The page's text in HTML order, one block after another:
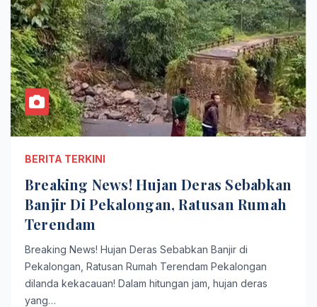
BERITA TERKINI
Breaking News! Hujan Deras Sebabkan
Banjir Di Pekalongan, Ratusan Rumah
Terendam
Breaking News! Hujan Deras Sebabkan Banjir di
Pekalongan, Ratusan Rumah Terendam Pekalongan
dilanda kekacauan! Dalam hitungan jam, hujan deras
yang…